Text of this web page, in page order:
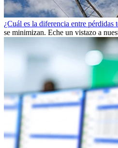
¿Cuál es la diferencia entre pérdidas
se minimizan. Eche un vistazo a